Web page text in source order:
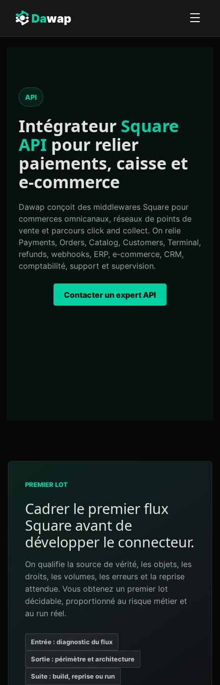
Dawap
API
Intégrateur Square
API pour relier
paiements, caisse et
e-commerce
Dawap conçoit des middlewares Square pour
commerces omnicanaux, réseaux de points de
vente et parcours click and collect. On relie
Payments, Orders, Catalog, Customers, Terminal,
refunds, webhooks, ERP, e-commerce, CRM,
comptabilité, support et supervision.
Contacter un expert API
PREMIER LOT
Cadrer le premier flux
Square avant de
développer le connecteur.
On qualifie la source de vérité, les objets, les
droits, les volumes, les erreurs et la reprise
attendue. Vous obtenez un premier lot
décidable, proportionné au risque métier et
au run réel.
Entrée : diagnostic du flux
Sortie : périmètre et architecture
Suite : build, reprise ou run